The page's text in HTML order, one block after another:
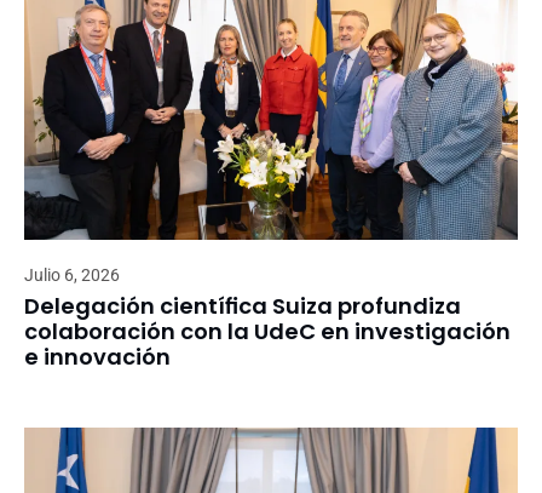
Julio 6, 2026
Delegación científica Suiza profundiza
colaboración con la UdeC en investigación
e innovación